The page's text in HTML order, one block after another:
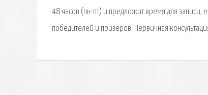
48 часов (пн-пт) и предложит время для записи,
победителей и призёров. Первичная